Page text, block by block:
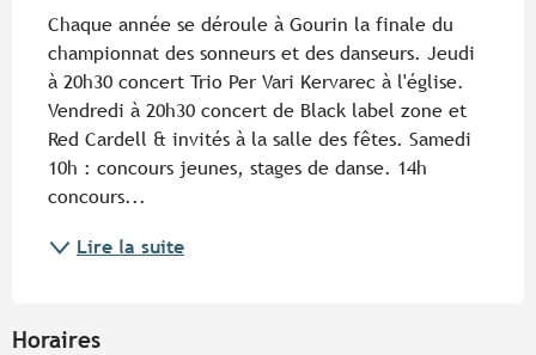
Chaque année se déroule à Gourin la finale du
championnat des sonneurs et des danseurs. Jeudi
à 20h30 concert Trio Per Vari Kervarec à l'église.
Vendredi à 20h30 concert de Black label zone et
Red Cardell & invités à la salle des fêtes. Samedi
10h : concours jeunes, stages de danse. 14h
concours...
Lire la suite
Horaires